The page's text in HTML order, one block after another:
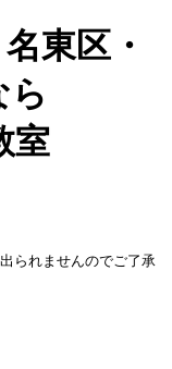
東区・
ら
室
られませんのでご了承